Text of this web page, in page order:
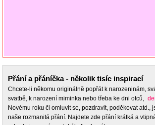
Přání a přáníčka - několik tisíc inspirací
Chcete-li někomu originálně popřát k narozeninám,
svatbě, k narození miminka nebo třeba ke dni otců,
Novému roku či omluvit se, pozdravit, poděkovat atd.,
naše rozmanitá přání. Najdete zde přání krátká a